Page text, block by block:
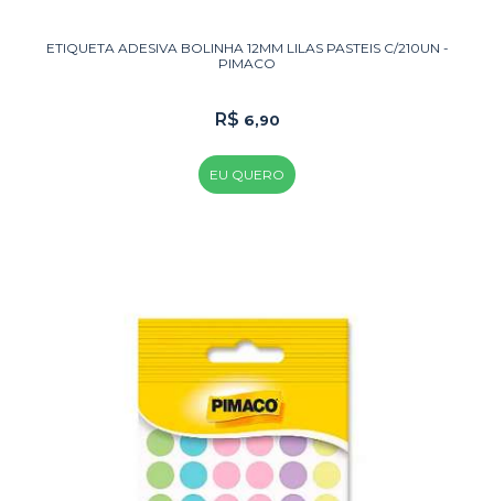
ETIQUETA ADESIVA BOLINHA 12MM LILAS PASTEIS C/210UN -
PIMACO
R$ 6,90
EU QUERO